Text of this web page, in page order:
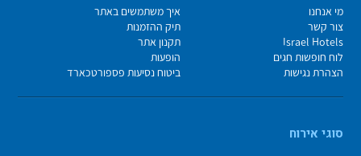
מי אנחנו
איך משתמשים באתר
צור קשר
תיק ההזמנות
Israel Hotels
תקנון אתר
לוח חופשות חגים
הופעות
הצהרת נגישות
ביטוח נסיעות פספורטכארד
סוגי אירוח